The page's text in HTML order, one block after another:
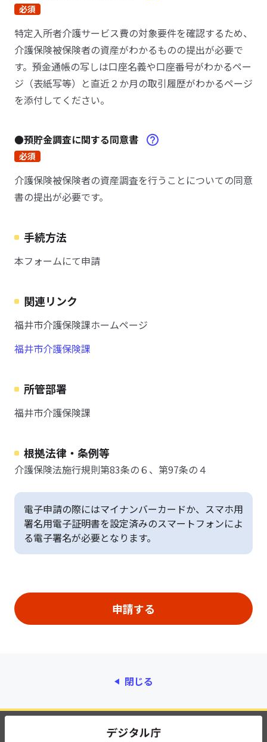
必須
特定入所者介護サービス費の対象要件を確認するため、
介護保険被保険者の資産がわかるものの提出が必要で
す。預金通帳の写しは口座名義や口座番号がわかるペー
ジ（表紙写等）と直近２か月の取引履歴がわかるページ
を添付してください。
●預貯金調査に関する同意書
必須
介護保険被保険者の資産調査を行うことについての同意
書の提出が必要です。
手続方法
本フォームにて申請
関連リンク
福井市介護保険課ホームページ
福井市介護保険課
所管部署
福井市介護保険課
根拠法律・条例等
介護保険法施行規則第83条の６、第97条の４
電子申請の際にはマイナンバーカードか、スマホ用
署名用電子証明書を設定済みのスマートフォンによ
る電子署名が必要となります。
閉じる